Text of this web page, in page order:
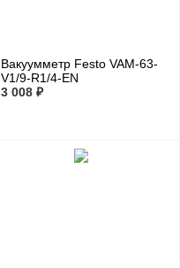
Вакуумметр Festo VAM-63-
V1/9-R1/4-EN
3 008 ₽